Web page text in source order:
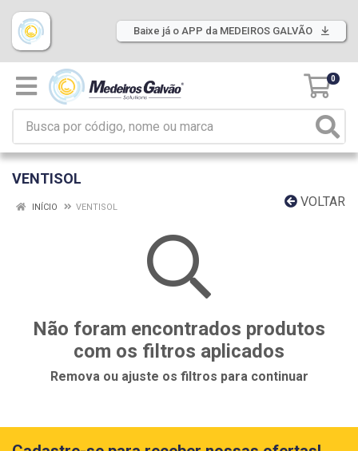
Baixe já o APP da MEDEIROS GALVÃO
0
VENTISOL
VOLTAR
INÍCIO VENTISOL
Não foram encontrados produtos
com os filtros aplicados
Remova ou ajuste os filtros para continuar